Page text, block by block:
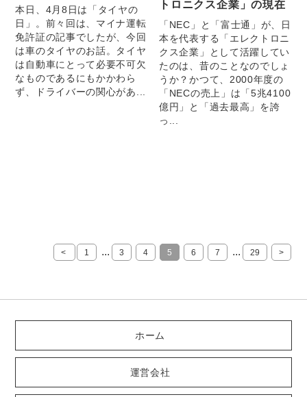
本日、4月8日は「タイヤの
日」。前々回は、マイナ運転
免許証の記事でしたが、今回
は車のタイヤのお話。タイヤ
は自動車にとって必要不可欠
なものであるにもかかわら
ず、ドライバーの関心があ...
トロニクス企業」の現在
「NEC」と「富士通」が、日
本を代表する「エレクトロニ
クス企業」として活躍してい
たのは、昔のことなのでしょ
うか？かつて、2000年度の
「NECの売上」は「5兆4100
億円」と「過去最高」を誇
っ...
< 1 ... 3 4 5 6 7 ... 29 >
ホーム
運営会社